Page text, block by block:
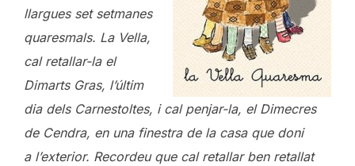
llargues set setmanes
quaresmals. La Vella,
cal retallar-la el
Dimarts Gras, l’últim
dia dels Carnestoltes, i cal penjar-la, el Dimecres
de Cendra, en una finestra de la casa que doni
a l’exterior. Recordeu que cal retallar ben retallat